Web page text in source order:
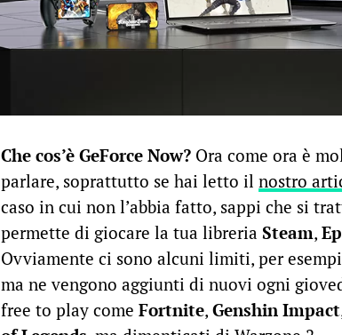
Che cos’è GeForce Now? Ora come ora è
parlare, soprattutto se hai letto il nostro
caso in cui non l’abbia fatto, sappi che si
permette di giocare la tua libreria Steam,
Ovviamente ci sono alcuni limiti, per
ma ne vengono aggiunti di nuovi ogni
free to play come Fortnite, Genshin Impact